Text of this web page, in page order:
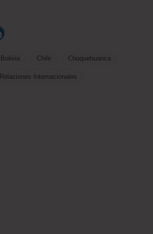
Bolivia Chile Choquehuanca
Relaciones Internacionales